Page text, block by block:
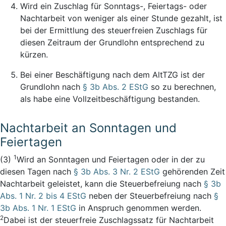
Wird ein Zuschlag für Sonntags-, Feiertags- oder
Nachtarbeit von weniger als einer Stunde gezahlt, ist
bei der Ermittlung des steuerfreien Zuschlags für
diesen Zeitraum der Grundlohn entsprechend zu
kürzen.
Bei einer Beschäftigung nach dem AltTZG ist der
Grundlohn nach § 3b Abs. 2 EStG so zu berechnen,
als habe eine Vollzeitbeschäftigung bestanden.
Nachtarbeit an Sonntagen und
Feiertagen
(3) 1Wird an Sonntagen und Feiertagen oder in der zu
diesen Tagen nach § 3b Abs. 3 Nr. 2 EStG gehörenden Zeit
Nachtarbeit geleistet, kann die Steuerbefreiung nach § 3b
Abs. 1 Nr. 2 bis 4 EStG neben der Steuerbefreiung nach §
3b Abs. 1 Nr. 1 EStG in Anspruch genommen werden.
2Dabei ist der steuerfreie Zuschlagssatz für Nachtarbeit